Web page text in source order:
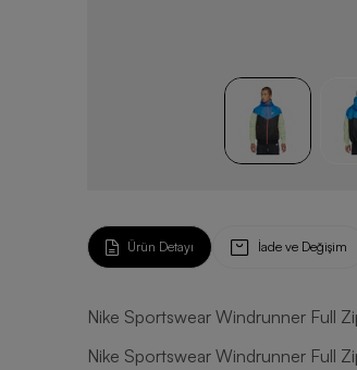
Ürün Detayı İade ve Değişim
Nike Sportswear Windrunner Full
Nike Sportswear Windrunner Full